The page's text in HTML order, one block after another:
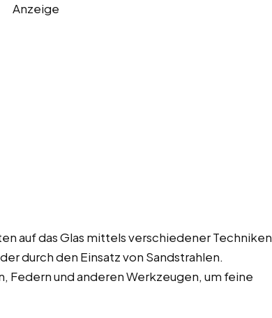
Anzeige
auf das Glas mittels verschiedener Techniken
durch den Einsatz von Sandstrahlen.
Federn und anderen Werkzeugen, um feine